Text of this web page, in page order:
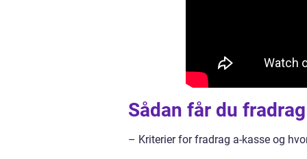
Sådan får du
– Kriterier for fradrag a-kasse og